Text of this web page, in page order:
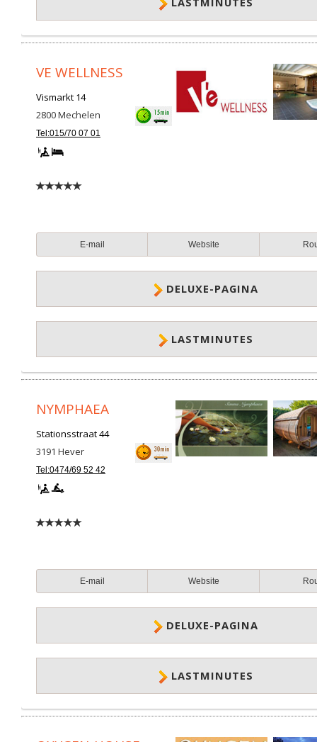
VE WELLNESS
Vismarkt 14
2800Mechelen
Tel:015/70 07 01
E-mail Website
DELUXE-PAGINA
LASTMINUTES
NYMPHAEA
Stationsstraat 44
3191 Hever
Tel:0474/69 52 42
E-mail Website
DELUXE-PAGINA
LASTMINUTES